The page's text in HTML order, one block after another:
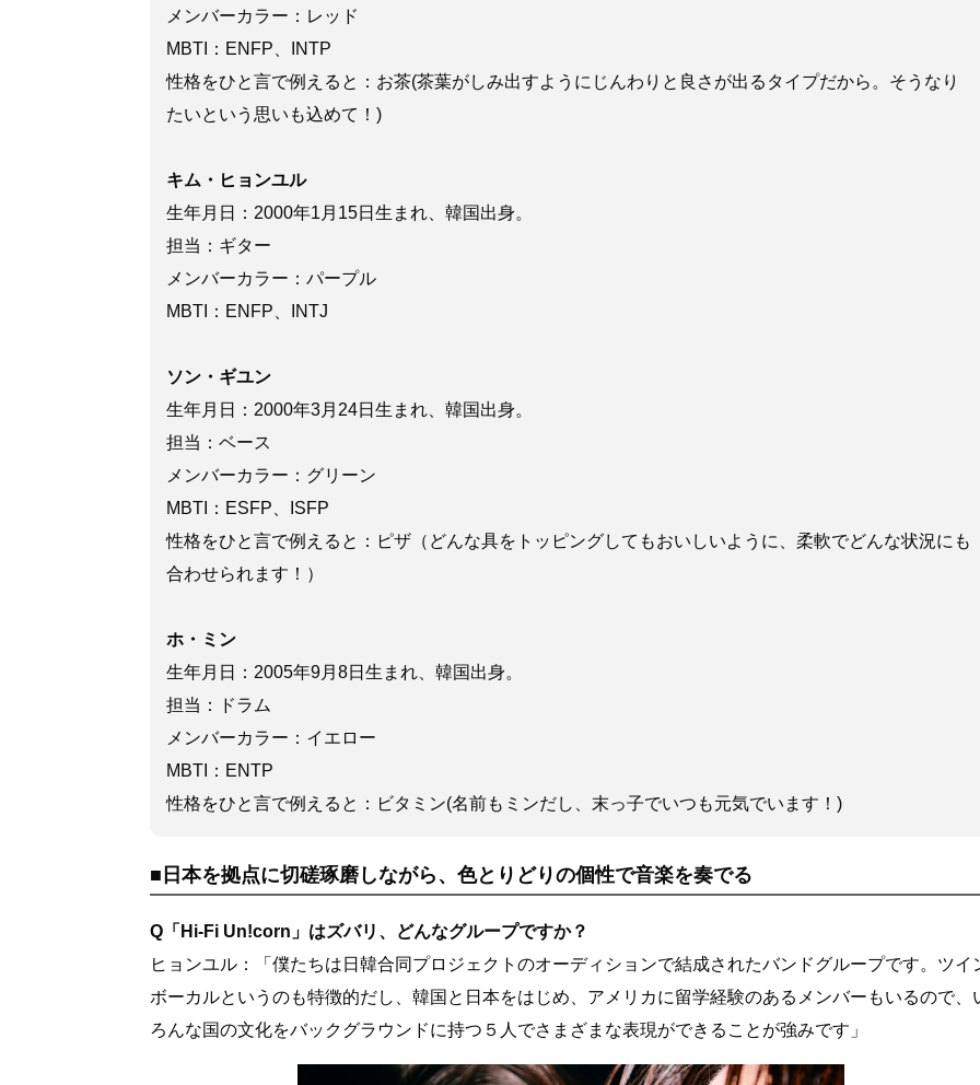
メンバーカラー：レッド
MBTI：ENFP、INTP
性格をひと言で例えると：お茶(茶葉がしみ出すようにじんわりと良さが出るタイプだから。そうなり
たいという思いも込めて！)
キム・ヒョンユル
生年月日：2000年1月15日生まれ、韓国出身。
担当：ギター
メンバーカラー：パープル
MBTI：ENFP、INTJ
ソン・ギユン
生年月日：2000年3月24日生まれ、韓国出身。
担当：ベース
メンバーカラー：グリーン
MBTI：ESFP、ISFP
性格をひと言で例えると：ピザ（どんな具をトッピングしてもおいしいように、柔軟でどんな状況にも
合わせられます！）
ホ・ミン
生年月日：2005年9月8日生まれ、韓国出身。
担当：ドラム
メンバーカラー：イエロー
MBTI：ENTP
性格をひと言で例えると：ビタミン(名前もミンだし、末っ子でいつも元気でいます！)
■日本を拠点に切磋琢磨しながら、色とりどりの個性で音楽を奏でる
Q「Hi-Fi Un!corn」はズバリ、どんなグループですか？
ヒョンユル：「僕たちは日韓合同プロジェクトのオーディションで結成されたバンドグループです。ツイ
ボーカルというのも特徴的だし、韓国と日本をはじめ、アメリカに留学経験のあるメンバーもいるので、
ろんな国の文化をバックグラウンドに持つ５人でさまざまな表現ができることが強みです」